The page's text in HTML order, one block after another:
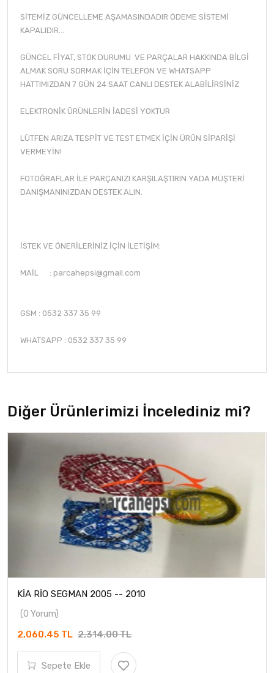
SİTEMİZ GÜNCELLEME AŞAMASINDADIR ÖDEME SİSTEMİ
KAPALIDIR...
GÜNCEL FİYAT, STOK DURUMU VE PARÇALAR HAKKINDA BİLGİ
ALMAK SORU SORMAK İÇİN TELEFON VE WHATSAPP
HATTIMIZDAN 7 GÜN 24 SAAT CANLI DESTEK ALABİLİRSİNİZ
ELEKTRONİK ÜRÜNLERİN İADESİ YOKTUR
LÜTFEN ARIZA TESPİT VE TEST ETMEK İÇİN ÜRÜN SİPARİŞİ
VERMEYİN!
FOTOĞRAFLAR İLE PARÇANIZI KARŞILAŞTIRIN YADA MÜŞTERİ
DANIŞMANINIZDAN DESTEK ALIN.
İSTEK VE ÖNERİLERİNİZ İÇİN İLETİŞİM:
MAİL : parcahepsi@gmail.com
GSM : 0532 337 35 99
WHATSAPP : 0532 337 35 99
Diğer Ürünlerimizi İncelediniz mi?
KİA RİO SEGMAN 2005 -- 2010
(0 Yorum)
2,060.45 TL 2,314.00 TL
Sepete Ekle